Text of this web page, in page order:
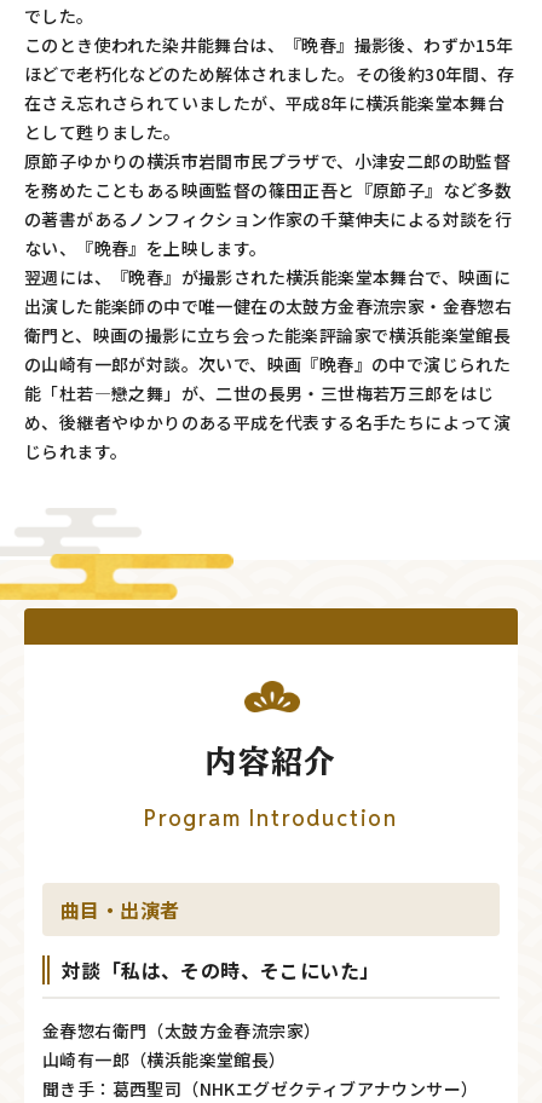
でした。
このとき使われた染井能舞台は、『晩春』撮影後、わずか15年
ほどで老朽化などのため解体されました。その後約30年間、存
在さえ忘れさられていましたが、平成8年に横浜能楽堂本舞台
として甦りました。
原節子ゆかりの横浜市岩間市民プラザで、小津安二郎の助監督
を務めたこともある映画監督の篠田正吾と『原節子』など多数
の著書があるノンフィクション作家の千葉伸夫による対談を行
ない、『晩春』を上映します。
翌週には、『晩春』が撮影された横浜能楽堂本舞台で、映画に
出演した能楽師の中で唯一健在の太鼓方金春流宗家・金春惣右
衛門と、映画の撮影に立ち会った能楽評論家で横浜能楽堂館長
の山崎有一郎が対談。次いで、映画『晩春』の中で演じられた
能「杜若―戀之舞」が、二世の長男・三世梅若万三郎をはじ
め、後継者やゆかりのある平成を代表する名手たちによって演
じられます。
内容紹介
Program Introduction
曲目・出演者
対談「私は、その時、そこにいた」
金春惣右衛門（太鼓方金春流宗家）
山崎有一郎（横浜能楽堂館長）
聞き手：葛西聖司（NHKエグゼクティブアナウンサー）